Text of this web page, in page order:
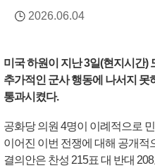
2026.06.04
미국 하원이 지난 3일(현지시간)
추가적인 군사 행동에 나서지 못
통과시켰다.
공화당 의원 4명이 이례적으로
이어진 이번 전쟁에 대해 공개적
결의안은 찬성 215표 대 반대